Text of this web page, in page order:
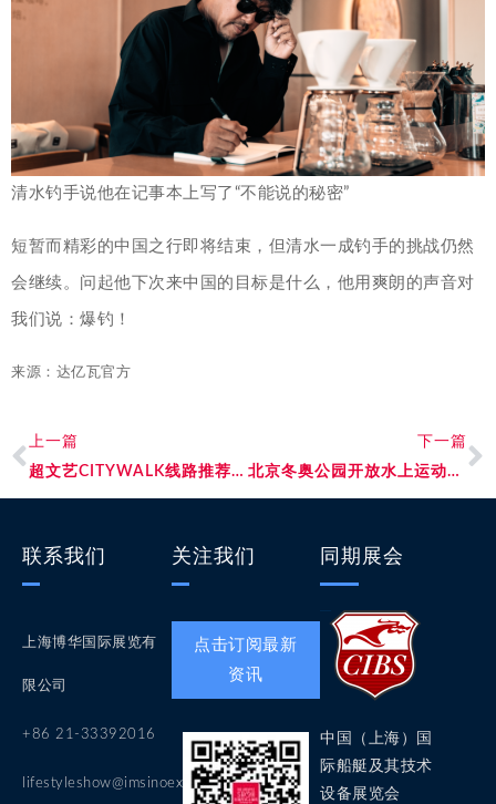
清水钓手说他在记事本上写了“不能说的秘密”
短暂而精彩的中国之行即将结束，但清水一成钓手的挑战仍然
会继续。问起他下次来中国的目标是什么，他用爽朗的声音对
我们说：爆钓！
来源：达亿瓦官方
上一篇
超文艺CITYWALK线路推荐，找回生活「松弛感」！
下一篇
北京冬奥公园开放水上运动项目
联系我们
上海博华国际展览有
限公司
+86 21-33392016
lifestyleshow@imsinoexpo.com
关注我们
点击订阅最新
资讯
同期展会
中国（上海）国
际船艇及其技术
设备展览会